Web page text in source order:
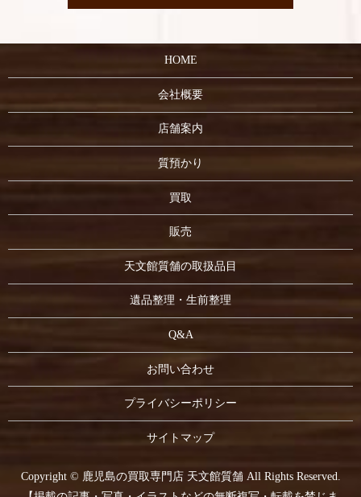
HOME
会社概要
店舗案内
質預かり
買取
販売
天文館質舗の取扱品目
遺品整理・生前整理
Q&A
お問い合わせ
プライバシーポリシー
サイトマップ
Copyright © 鹿児島の買取専門店 天文館質舗 All Rights Reserved.